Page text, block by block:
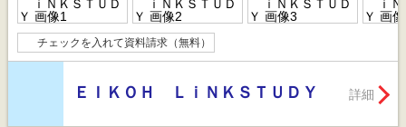
チェックを入れて資料請求（無料）
ＥＩＫＯＨ ＬｉＮＫＳＴＵＤＹ 詳細